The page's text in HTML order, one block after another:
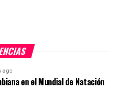
ago
en el Mundial de Natación